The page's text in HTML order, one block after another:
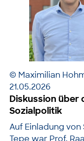
© Maximilian
21.05.2026
Diskussion über
Sozialpolitik
Auf Einladung von
Tepe war Prof.